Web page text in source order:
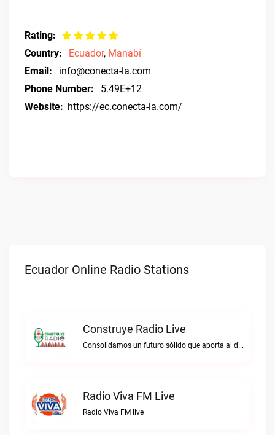
Rating:
Country:
Ecuador, Manabí
Email:
info@conecta-la.com
Phone Number:
5.49E+12
Website: https://ec.conecta-la.com/
Ecuador Online Radio Stations
Construye Radio Live
Consolidamos un futuro sólido que aporta al desarrollo.Construye Radio live
Radio Viva FM Live
Radio Viva FM live